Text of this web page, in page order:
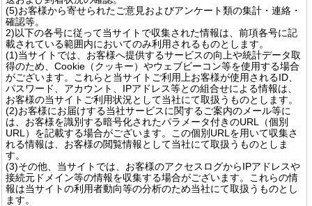
(5)お客様から寄せられたご意見およびアンケート類の集計・連絡・
確認等。
2)以下の各号に従って当サイトで収集された情報は、前項各号に記
載されている範囲内においてのみ利用されるものとします。
(1)当サイトでは、お客様へ提供するサービスの向上や統計データ取
得のため、Cookie（クッキー）やウェブビーコン等を使用する場合
がございます。これらと当サイトご利用上お客様が使用されるID、
パスワード、アカウント、IPアドレス等との組合せによる情報は、
お客様の当サイトご利用状況として当社にて取扱うものとします。
(2)お客様にお届けする当社サービスに関するご案内のメール等に
は、お客様を識別する暗号化されたパラメータ付きのURL（個別
URL）を記載する場合がございます。この個別URLを用いて収集さ
れる情報は、お客様の閲覧情報として当社にて取扱うものとしま
す。
(3)その他、当サイトでは、お客様のアクセスログからIPアドレスや
接続元ドメイン等の情報を収集する場合がございます。これらの情
報は当サイトの利用者動向等の分析のため当社にて取扱うものとし
ます。